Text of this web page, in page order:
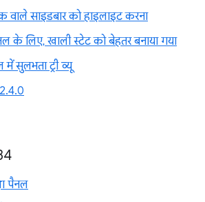
वाले साइडबार को हाइलाइट करना
लिए, खाली स्टेट को बेहतर बनाया गया
सुलभता ट्री व्यू
पैनल